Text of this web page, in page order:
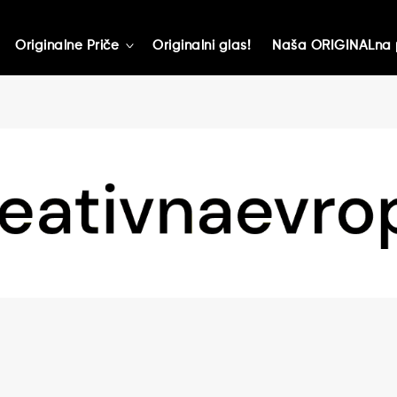
Originalne Priče toggle
Originalni glas! Naša